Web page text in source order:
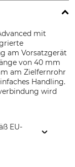
mit
am Vorsatzgerät
von 40 mm
am Zielfernrohr
Handling.
wird
EU-